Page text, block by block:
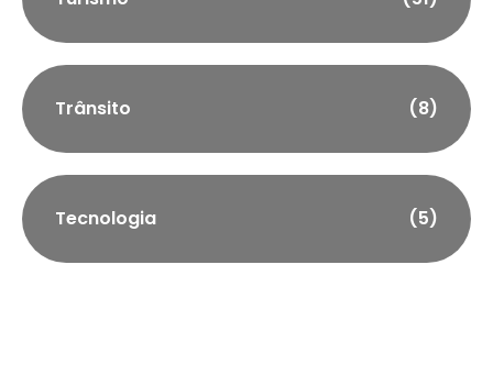
Trânsito (8)
Tecnologia (5)